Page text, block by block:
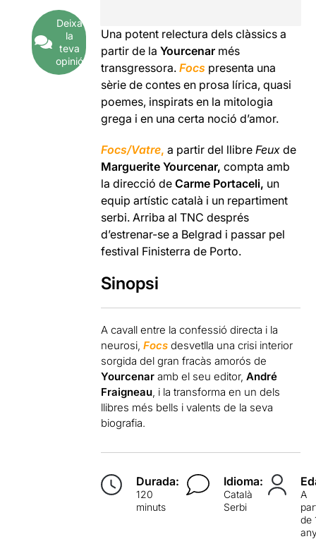
Deixa
la
teva
opinió
Una potent relectura dels clàssics a
partir de laYourcenar més
transgressora.Focs presenta una
sèrie de contes en prosa lírica, quasi
poemes, inspirats en la mitologia
grega i en una certa noció d’amor.
Focs/Vatre, a partir del llibreFeux de
Marguerite Yourcenar, compta amb
la direcció deCarme Portaceli, un
equip artístic català i un repartiment
serbi. Arriba al TNC després
d’estrenar-se a Belgrad i passar pel
festival Finisterra de Porto.
Sinopsi
A cavall entre la confessió directa i la
neurosi,Focs desvetlla una crisi interior
sorgida del gran fracàs amorós de
Yourcenar amb el seu editor, André
Fraigneau , i la transforma en un dels
llibres més bells i valents de la seva
biografia.
Durada:
120
minuts
Idioma:
Català
Serbi
A
de